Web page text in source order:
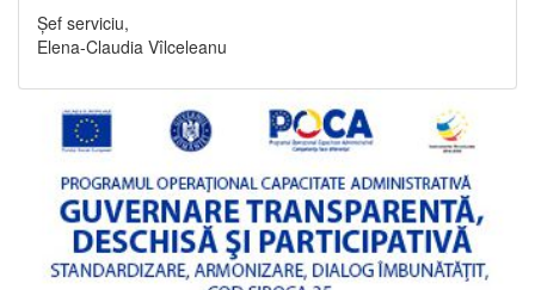
Șef serviciu,
Elena-Claudia Vîlceleanu